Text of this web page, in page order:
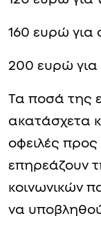
160 ευρώ για
200 ευρώ για
Τα ποσά της
ακατάσχετα
οφειλές
επηρεάζουν
κοινωνικών
να